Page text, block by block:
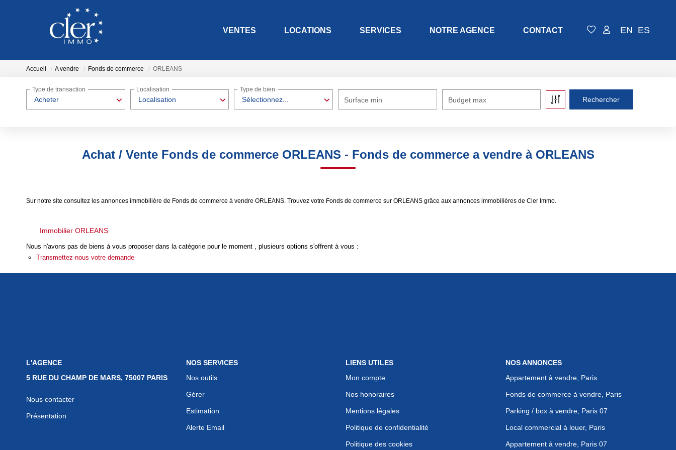
VENTES LOCATIONS SERVICES NOTRE AGENCE CONTACT EN ES
Accueil A vendre Fonds de commerce ORLEANS
Acheter
Type de transaction
Localisation
Localisation
Sélectionnez...
Type de bien
Surface min Budget max
Achat / Vente Fonds de commerce ORLEANS - Fonds de commerce a vendre à ORLEANS
Sur notre site consultez les annonces immobilière de Fonds de commerce à vendre ORLEANS. Trouvez votre Fonds de commerce sur ORLEANS grâce aux annonces immobilières de Cler Immo.
Immobilier ORLEANS
Nous n'avons pas de biens à vous proposer dans la catégorie pour le moment , plusieurs options s'offrent à vous :
Transmettez-nous votre demande
L'AGENCE
5 RUE DU CHAMP DE MARS, 75007 PARIS
Nous contacter
Présentation
NOS SERVICES
Nos outils
Gérer
Estimation
Alerte Email
LIENS UTILES
Mon compte
Nos honoraires
Mentions légales
Politique de confidentialité
Politique des cookies
NOS ANNONCES
Appartement à vendre, Paris
Fonds de commerce à vendre, Paris
Parking / box à vendre, Paris 07
Local commercial à louer, Paris
Appartement à vendre, Paris 07